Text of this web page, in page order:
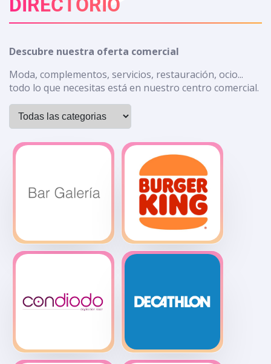
DIRECTORIO
Descubre nuestra oferta comercial
Moda, complementos, servicios, restauración, ocio...
todo lo que necesitas está en nuestro centro comercial.
Bar Galería Burger King